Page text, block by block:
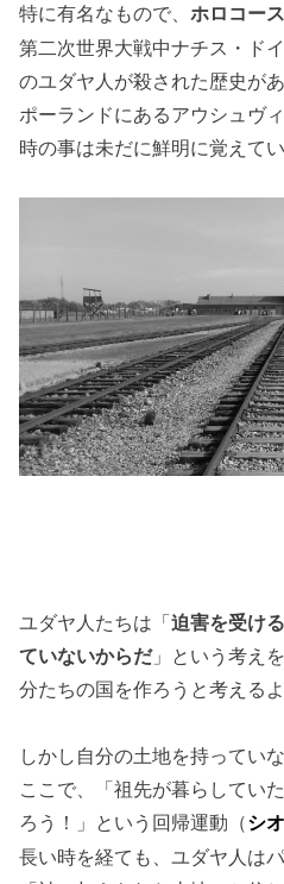
特に有名なもので、ホロコー
第二次世界大戦中ナチス・ド
のユダヤ人が殺された歴史があ
ポーランドにあるアウシュヴ
時の事は未だに鮮明に覚えてい
ユダヤ人たちは「迫害を受け
ていないからだ」という考え
分たちの国を作ろうと考える
しかし自分の土地を持ってい
ここで、「祖先が暮らしてい
ろう！」という回帰運動（シ
長い時を経ても、ユダヤ人は